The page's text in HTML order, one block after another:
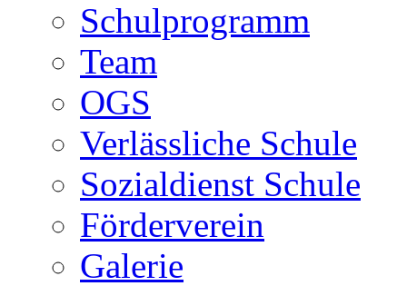
Schulprogramm
Team
OGS
Verlässliche Schule
Sozialdienst Schule
Förderverein
Galerie